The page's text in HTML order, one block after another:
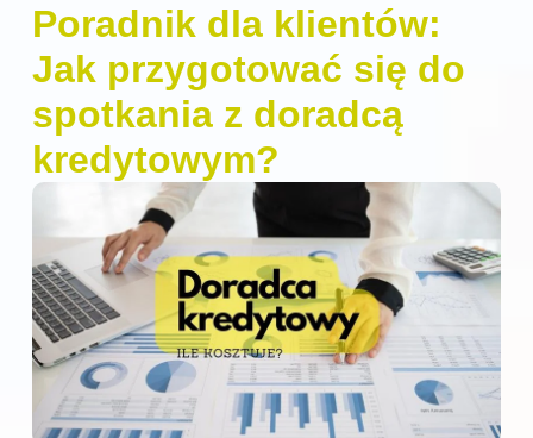
Poradnik dla klientów:
Jak przygotować się do
spotkania z doradcą
kredytowym?